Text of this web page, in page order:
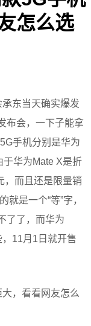
怎么选
东当天确实爆发
布会，一下子能拿
手机分别是华为
于华为Mate X是折
，而且还是限量销
是一个“等”字，
了了，而华为
11月1日就开售